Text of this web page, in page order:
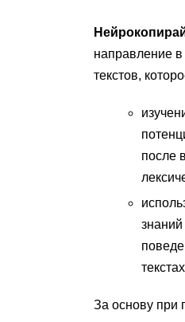
направление
текстов,
после
За основу при